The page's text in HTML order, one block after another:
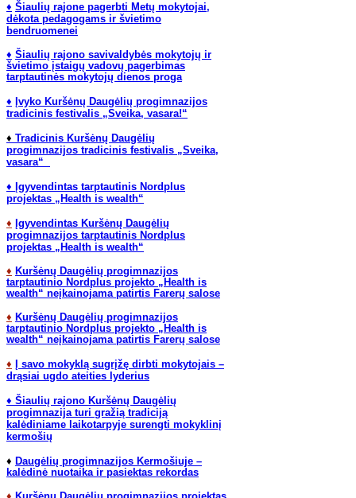
♦ Šiaulių rajone pagerbti Metų mokytojai,
dėkota pedagogams ir švietimo
bendruomenei
♦ Šiaulių rajono savivaldybės mokytojų ir
švietimo įstaigų vadovų pagerbimas
tarptautinės mokytojų dienos proga
♦ Įvyko Kuršėnų Daugėlių progimnazijos
tradicinis festivalis „Sveika, vasara!“
♦ Tradicinis Kuršėnų Daugėlių
progimnazijos tradicinis festivalis „Sveika,
vasara“
♦ Įgyvendintas tarptautinis Nordplus
projektas „Health is wealth“
♦ Įgyvendintas Kuršėnų Daugėlių
progimnazijos tarptautinis Nordplus
projektas „Health is wealth“
♦ Kuršėnų Daugėlių progimnazijos
tarptautinio Nordplus projekto „Health is
wealth“ neįkainojama patirtis Farerų salose
♦ Kuršėnų Daugėlių progimnazijos
tarptautinio Nordplus projekto „Health is
wealth“ neįkainojama patirtis Farerų salose
♦
Į savo mokyklą sugrįžę dirbti mokytojais –
drąsiai ugdo ateities lyderius
♦ Šiaulių rajono Kuršėnų Daugėlių
progimnazija turi gražią tradiciją
kalėdiniame laikotarpyje surengti mokyklinį
kermošių
♦ Daugėlių progimnazijos Kermošiuje –
kalėdinė nuotaika ir pasiektas rekordas